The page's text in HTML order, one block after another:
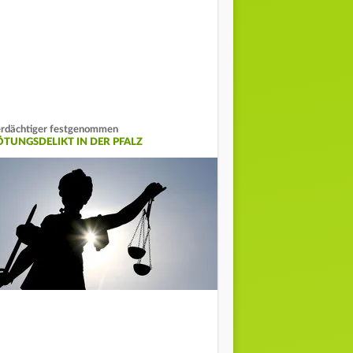
festgenommen
IN DER PFALZ